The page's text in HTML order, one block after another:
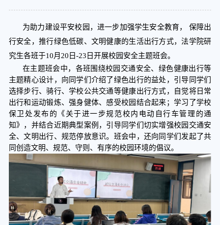
为助力建设平安校园，进一步加强学生安全教育，
保障出
行安全，推行绿色低碳、文明健康的生活出行方式，法学院研
究生各班于10月20日-23日开展校园安全主题班会。
在主题班会中，各班围绕校园交通安全、绿色健康出行等
主题精心设计，向同学们介绍了绿色出行的益处，引导同学们
选择步行、骑行、学校公共交通等健康出行方式，自觉将日常
出行和运动锻炼、强身健体、感受校园结合起来；学习了学校
保卫处发布的《关于进一步规范校内电动自行车管理的通
知》，并结合近期典型案例，引导同学们切实增强校园交通安
全、文明出行、规范停放意识。班会中，还向同学们发起了共
同创造文明、规范、守则、有序的校园环境的倡议。